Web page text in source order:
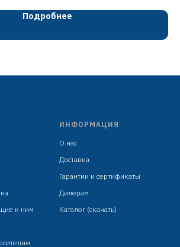
гарнитуром
с керамическими
ABS пластик, D=68 мм, 1
режим, хром
на корпусе
мм, оплётка сталь SUS201,
хром
Подробнее
к ним
ИНФОРМАЦИЯ
О нас
Доставка
Гарантии и сертификаты
Дилерам
Каталог (скачать)